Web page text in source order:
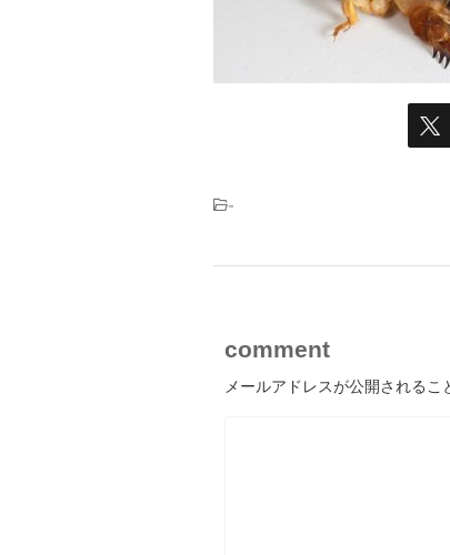
-
comment
メールアドレスが公開されるこ